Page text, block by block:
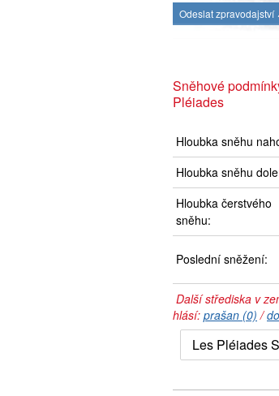
Odeslat zpravodajství
Sněhové
Pléiades
Hloubka sněhu
Hloubka sněhu
Hloubka čerstvého
sněhu:
Poslední sněžení:
Další střediska v
hlásí: prašan (0) /
Les Pléiades